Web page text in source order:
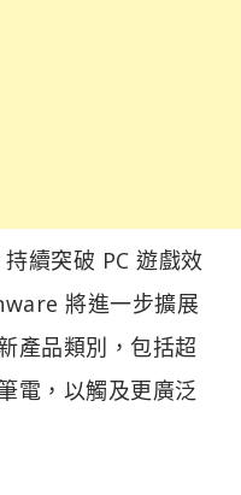
續突破 PC 遊戲效
將進一步擴展
產品類別，包括超
電，以觸及更廣泛